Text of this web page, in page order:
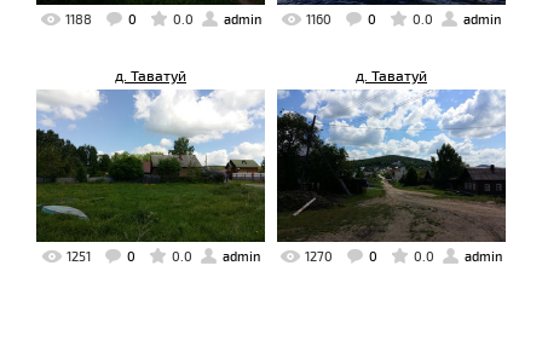
1188 0 0.0 admin 1160 0 0.0 admin
д. Таватуй
1251 0 0.0 admin
д. Таватуй
1270 0 0.0 admin